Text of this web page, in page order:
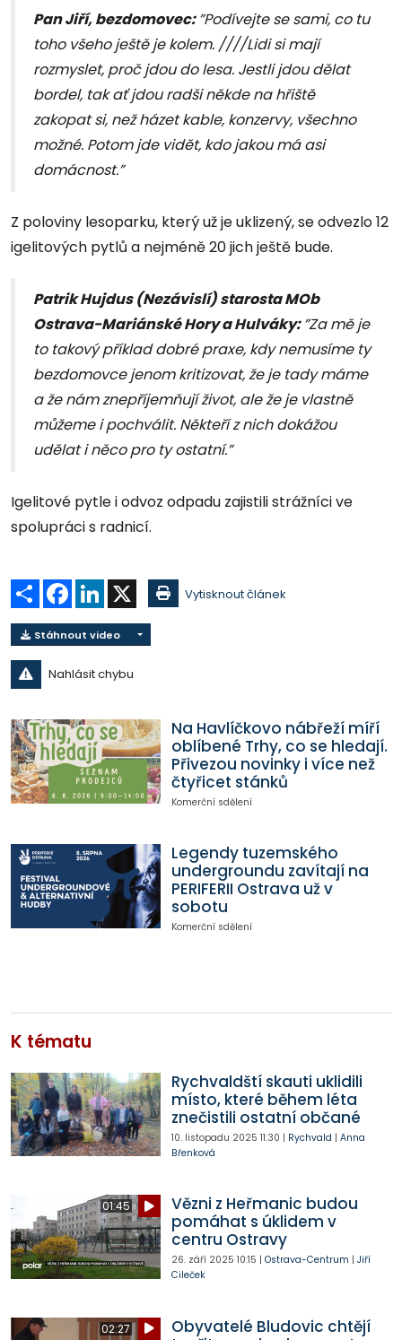
Pan Jiří, bezdomovec:”Podívejte se sami, co tu
toho všeho ještě je kolem. ////Lidi si mají
rozmyslet, proč jdou do lesa. Jestli jdou dělat
bordel, tak ať jdou radši někde na hřiště
zakopat si, než házet kable, konzervy, všechno
možné. Potom jde vidět, kdo jakou má asi
domácnost.”
Z poloviny lesoparku, který už je uklizený, se odvezlo 12
igelitových pytlů a nejméně 20 jich ještě bude.
Patrik Hujdus (Nezávislí) starosta MOb
Ostrava-Mariánské Hory a Hulváky:”Za mě je
to takový příklad dobré praxe, kdy nemusíme ty
bezdomovce jenom kritizovat, že je tady máme
a že nám znepříjemňují život, ale že je vlastně
můžeme i pochválit. Někteří z nich dokážou
udělat i něco pro ty ostatní.”
Igelitové pytle i odvoz odpadu zajistili strážníci ve
spolupráci s radnicí.
Sdílet Facebook
LinkedIn Vytisknout článek
Stáhnout video
Nahlásit chybu
Na Havlíčkovo nábřeží míří
oblíbené Trhy, co se hledají.
Přivezou novinky i více než
čtyřicet stánků
Komerční sdělení
Legendy tuzemského
undergroundu zavítají na
PERIFERII Ostrava už v
sobotu
Komerční sdělení
K tématu
Rychvaldští skauti uklidili
místo, které během léta
znečistili ostatní občané
10. listopadu 2025 11:30 | Rychvald | Anna
Břenková
01:45
Vězni z Heřmanic budou
pomáhat s úklidem v
centru Ostravy
26. září 2025 10:15 | Ostrava-Centrum | Jiří
Cileček
02:27
Obyvatelé Bludovic chtějí